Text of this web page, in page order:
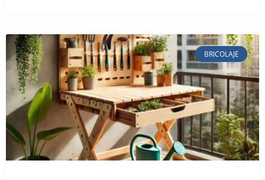
BRICOLAJE